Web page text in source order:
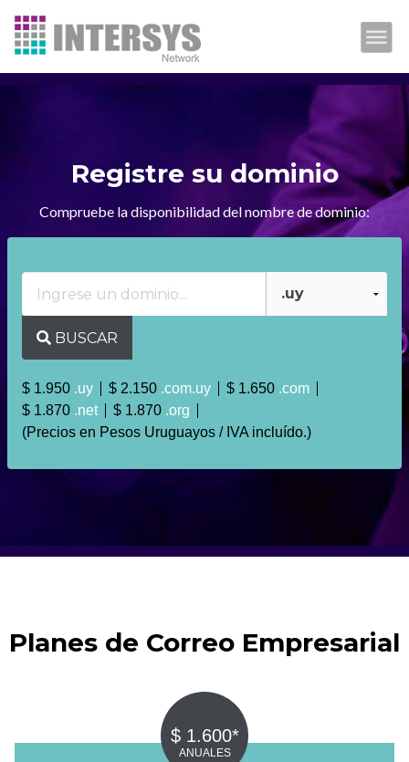
DOMINIOS
PROMOCIONES
EMPRESA
SOPORTE
CONTACTO
Registre su dominio
Compruebe la disponibilidad del nombre de dominio:
BUSCAR
$ 1.950 .uy $ 2.150 .com.uy $ 1.650 .com
$ 1.870 .net $ 1.870 .org
(Precios en Pesos Uruguayos / IVA incluído.)
Planes de Correo Empresarial
$ 1.600*
ANUALES